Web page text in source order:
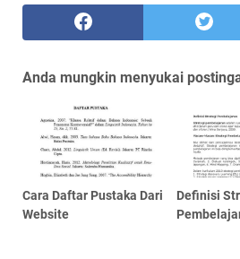
Anda mungkin menyukai
Cara Daftar Pustaka Dari
Website
Definisi